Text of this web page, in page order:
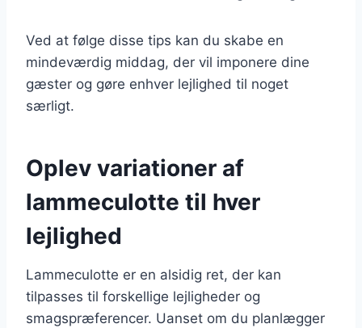
Ved at følge disse tips kan du skabe en
mindeværdig middag, der vil imponere dine
gæster og gøre enhver lejlighed til noget
særligt.
Oplev variationer af
lammeculotte til hver
lejlighed
Lammeculotte er en alsidig ret, der kan
tilpasses til forskellige lejligheder og
smagspræferencer. Uanset om du planlægger